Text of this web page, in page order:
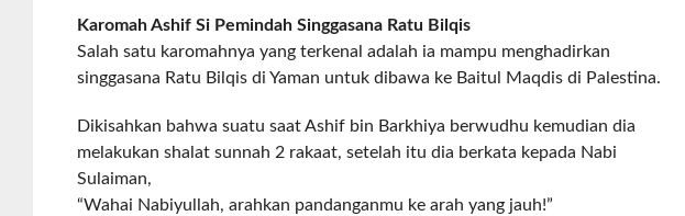
Karomah Ashif Si Pemindah Singgasana Ratu Bilqis
Salah satu karomahnya yang terkenal adalah ia mampu menghadirkan
singgasana Ratu Bilqis di Yaman untuk dibawa ke Baitul Maqdis di Palestina.
Dikisahkan bahwa suatu saat Ashif bin Barkhiya berwudhu kemudian dia
melakukan shalat sunnah 2 rakaat, setelah itu dia berkata kepada Nabi
Sulaiman,
“Wahai Nabiyullah, arahkan pandanganmu ke arah yang jauh!”